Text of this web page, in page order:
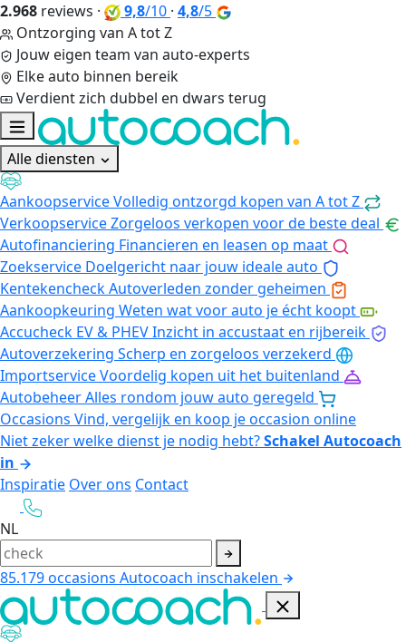
2.968 reviews · 9,8/10 · 4,8/5
Ontzorging van A tot Z
Jouw eigen team van auto-experts
Elke auto binnen bereik
Verdient zich dubbel en dwars terug
Alle diensten
AankoopserviceVolledig ontzorgd kopen van A tot Z
VerkoopserviceZorgeloos verkopen voor de beste deal
Autofinanciering Financieren en leasen op maat
Zoekservice Doelgericht naar jouw ideale auto
KentekencheckAutoverleden zonder geheimen
Aankoopkeuring Weten wat voor auto je écht koopt
Accucheck EV & PHEVInzicht in accustaat en rijbereik
Autoverzekering Scherp en zorgeloos verzekerd
ImportserviceVoordelig kopen uit het buitenland
AutobeheerAlles rondom jouw auto geregeld
Occasions Vind, vergelijk en koop je occasion online
Niet zeker welke dienst je nodig hebt?Schakel Autocoach
in
Inspiratie Over ons Contact
NL
85.179occasions Autocoach inschakelen